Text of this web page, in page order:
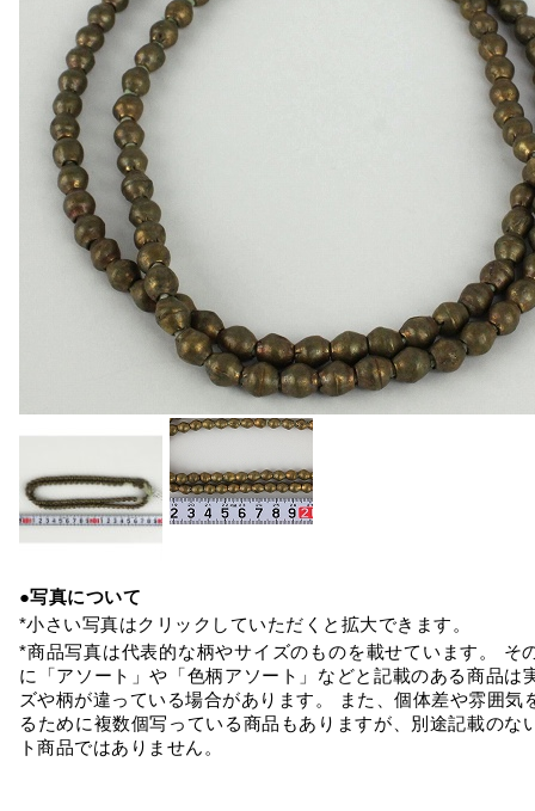
●写真について
*小さい写真はクリックしていただくと拡大できます。
*商品写真は代表的な柄やサイズのものを載せています。 そ
に「アソート」や「色柄アソート」などと記載のある商品は
ズや柄が違っている場合があります。 また、個体差や雰囲気
るために複数個写っている商品もありますが、別途記載のな
ト商品ではありません。